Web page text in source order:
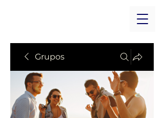
Grupos